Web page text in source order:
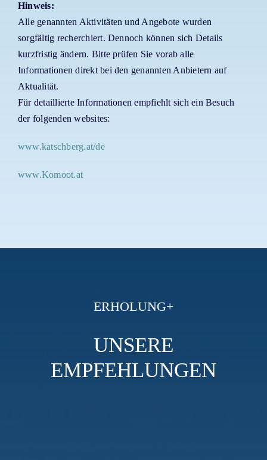
Hinweis:
Alle genannten Aktivitäten und Angebote wurden
sorgfältig recherchiert. Dennoch können sich Details
kurzfristig ändern. Bitte prüfen Sie vorab alle
Informationen direkt bei den genannten Anbietern auf
Aktualität.
Für detaillierte Informationen empfiehlt sich ein Besuch
der folgenden websites:
www.katschberg.at/de
www.Komoot.at
ERHOLUNG+
UNSERE
EMPFEHLUNGEN